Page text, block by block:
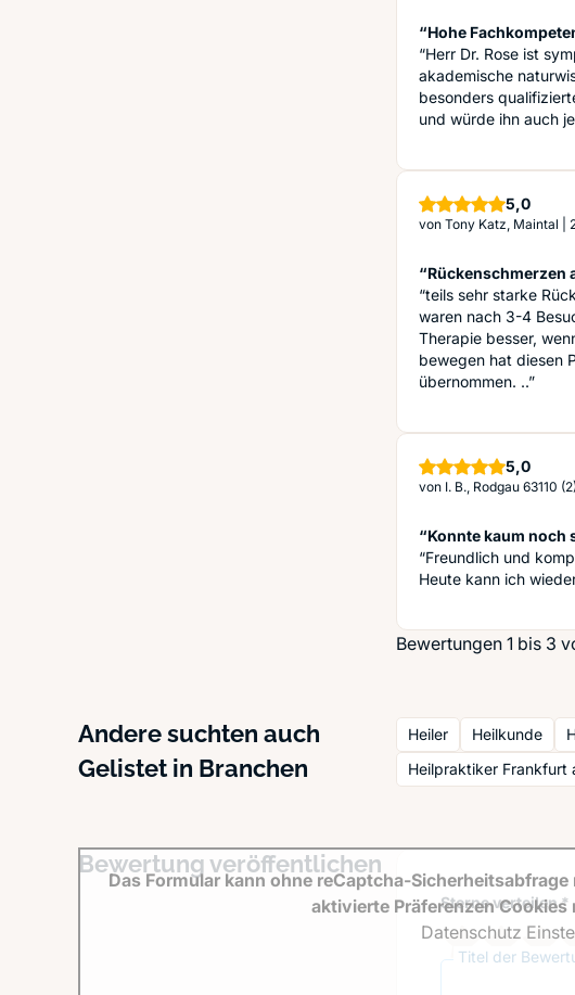
“Hohe
“Herr Dr. Rose ist
akademische
besonders
und würde ihn auch
5,0Sterne
von Tony Katz, Maintal
“Rückenschmerzen
“teils sehr starke
waren nach 3-4
Therapie besser,
bewegen hat diesen
übernommen. ..”
5,0Sterne
von I. B., Rodgau 63110 (2)
“Konnte kaum noch
“Freundlich und
Heute kann ich
Bewertungen 1 bis 3
Andere suchten auch Heiler Heilkunde
Gelistet in Branchen Heilpraktiker Frankfurt
Bewertung veröffentlichen
Sterne verteilen *
Titel der
Das Formular kann ohne reCaptcha-
aktivierte Präferenzen
Datenschutz